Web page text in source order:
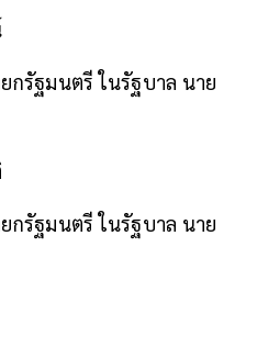
กรัฐมนตรี ในรัฐบาล นาย
กรัฐมนตรี ในรัฐบาล นาย